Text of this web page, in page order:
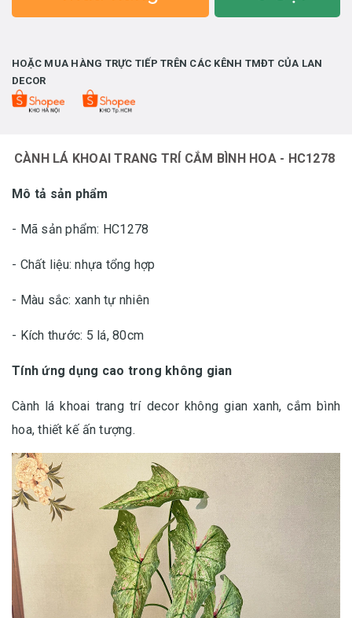
HOẶC MUA HÀNG TRỰC TIẾP TRÊN CÁC KÊNH TMĐT CỦA LAN
DECOR
CÀNH LÁ KHOAI TRANG TRÍ CẮM BÌNH HOA - HC1278
Mô tả sản phẩm
- Mã sản phẩm: HC1278
- Chất liệu: nhựa tổng hợp
- Màu sắc: xanh tự nhiên
- Kích thước: 5 lá, 80cm
Tính ứng dụng cao trong không gian
Cành lá khoai trang trí decor không gian xanh, cắm bình
hoa, thiết kế ấn tượng.